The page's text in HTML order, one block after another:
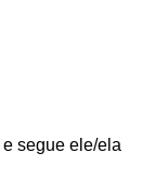
e segue ele/ela